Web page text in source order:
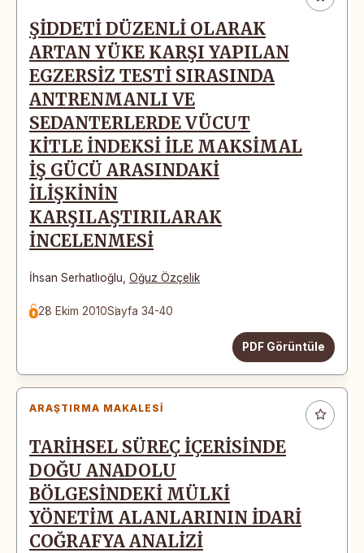
ŞİDDETİ DÜZENLİ OLARAK
ARTAN YÜKE KARŞI YAPILAN
EGZERSİZ TESTİ SIRASINDA
ANTRENMANLI VE
SEDANTERLERDE VÜCUT
KİTLE İNDEKSİ İLE MAKSİMAL
İŞ GÜCÜ ARASINDAKİ
İLİŞKİNİN
KARŞILAŞTIRILARAK
İNCELENMESİ
İhsan Serhatlıoğlu Oğuz Özçelik
28 Ekim 2010Sayfa 34-40
PDF Görüntüle
ARAŞTIRMA MAKALESI
TARİHSEL SÜREÇ İÇERİSİNDE
DOĞU ANADOLU
BÖLGESİNDEKİ MÜLKİ
YÖNETİM ALANLARININ İDARİ
COĞRAFYA ANALİZİ